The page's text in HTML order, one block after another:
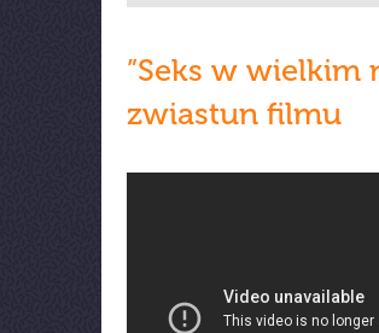
”Seks w wielkim
zwiastun filmu